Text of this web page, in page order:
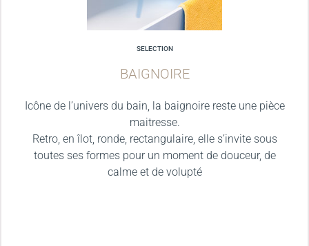
SELECTION
BAIGNOIRE
Icône de l’univers du bain, la baignoire reste une pièce
maitresse.
Retro, en îlot, ronde, rectangulaire, elle s’invite sous
toutes ses formes pour un moment de douceur, de
calme et de volupté